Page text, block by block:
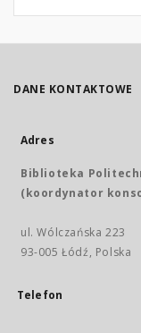
DANE KONTAKTOWE
Adres
Biblioteka
(koordynator
ul. Wólczańska 223
93-005 Łódź, Polska
Telefon